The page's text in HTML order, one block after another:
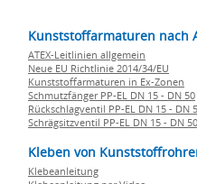
Kunststoffarmaturen nach
ATEX-Leitlinien allgemein
Neue EU Richtlinie 2014/34/EU
Kunststoffarmaturen in Ex-Zonen
Schmutzfänger PP-EL DN 15 - DN 50
Rückschlagventil PP-EL DN 15 - DN
Schrägsitzventil PP-EL DN 15 - DN 50
Kleben von
Klebeanleitung